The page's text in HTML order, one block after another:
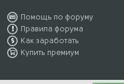
Помощь по форуму
Правила форума
Как заработать
Купить премиум